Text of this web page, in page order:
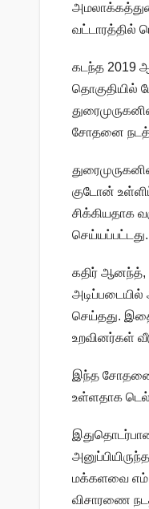
வட்டாரத்தில்
கடந்த 2019
தொகுதியில்
சோதனை
குடோன்
சிக்கியதாக
கதிர் ஆனந்த்,
அடிப்படையில்
செய்தது.
உறவினர்கள்
இந்த
உள்ளதாக
மக்களவை
விசாரணை